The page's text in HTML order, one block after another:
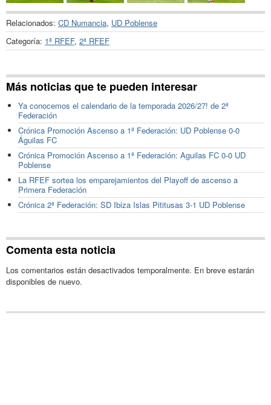
Relacionados: CD Numancia, UD Poblense
Categoría: 1ª RFEF, 2ª RFEF
Más noticias que te pueden interesar
Ya conocemos el calendario de la temporada 2026/27! de 2ª
Federación
Crónica Promoción Ascenso a 1ª Federación: UD Poblense 0-0
Águilas FC
Crónica Promoción Ascenso a 1ª Federación: Aguilas FC 0-0 UD
Poblense
La RFEF sortea los emparejamientos del Playoff de ascenso a
Primera Federación
Crónica 2ª Federación: SD Ibiza Islas Pititusas 3-1 UD Poblense
Comenta esta noticia
Los comentarios están desactivados temporalmente. En breve estarán
disponibles de nuevo.